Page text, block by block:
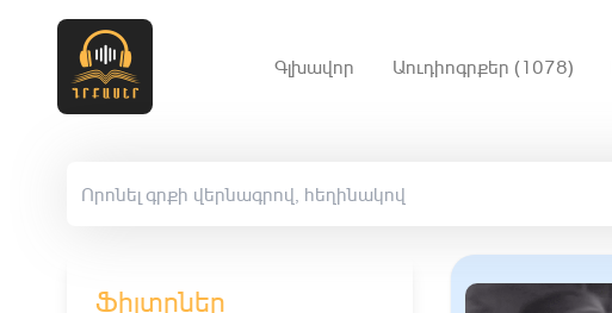
Գլխավոր Աուդիոգրքեր (1078)
Ֆիլտրներ